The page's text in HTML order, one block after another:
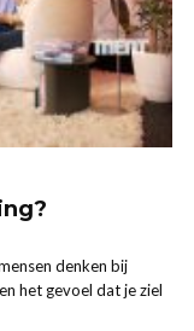
denken bij
het gevoel dat je ziel